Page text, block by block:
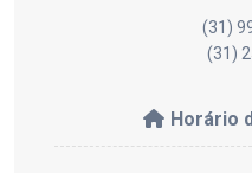
(31)
(31)
Horário